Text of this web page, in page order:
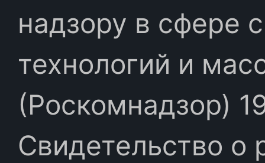
надзору в сфере
технологий и
(Роскомнадзор)
Свидетельство